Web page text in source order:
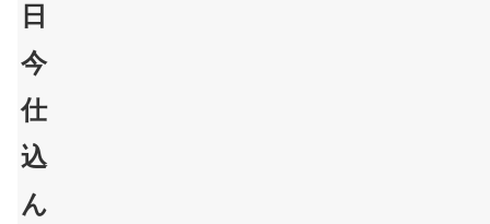
日
今
仕
込
ん